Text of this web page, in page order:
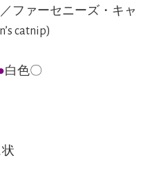
ファーセニーズ・キャ
catnip)
白色〇